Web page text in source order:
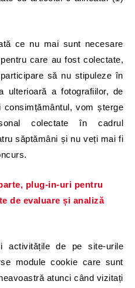
ce nu mai sunt necesare
care au fost colectate,
să nu stipuleze în
ulterioară a fotografiilor, de
vom șterge
colectate în cadrul
săptămâni și nu veți mai fi
plug-in-uri pentru
de evaluare și analiză
activitățile de pe site-urile
module cookie care sunt
atunci când vizitați